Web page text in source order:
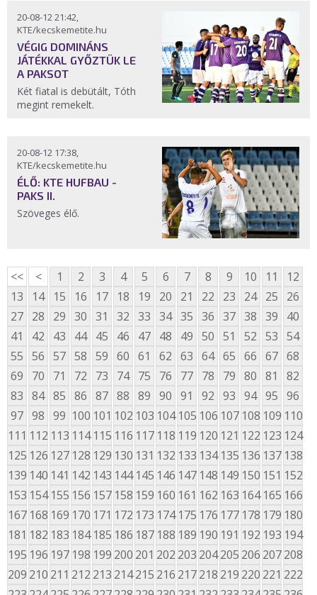
20-08-12 21:42,
KTE/kecskemetite.hu
VÉGIG DOMINÁNS
JÁTÉKKAL GYŐZTÜK LE
A PAKSOT
Két fiatal is debütált, Tóth
megint remekelt.
20-08-12 17:38,
KTE/kecskemetite.hu
ÉLŐ: KTE HUFBAU -
PAKS II.
Szöveges élő.
<< < 1 2 3 4 5 6 7 8 9 10 11
12
13
14 15 16 17 18 19 20 21 22 23 24 25
26
27 28 29 30 31 32 33 34 35 36 37 38 39
40
41
42 43 44 45 46 47 48 49 50 51 52 53 54
55 56 57 58 59 60 61 62 63 64 65 66 67 68
69
70 71 72 73 74 75 76 77 78 79 80 81
82
83 84 85 86 87 88 89 90 91 92 93 94 95 96
97 98 99 100 101 102 103 104 105 106 107 108 109 110
111 112 113 114 115 116 117 118 119 120 121 122 123 124
125 126 127 128 129 130 131 132 133 134 135 136 137 138
139 140 141 142 143 144 145 146 147 148 149 150 151 152
153 154 155 156 157 158 159 160 161 162 163 164 165 166
167 168 169 170 171 172 173 174 175 176 177 178 179 180
181 182 183 184 185 186 187 188 189 190 191 192 193 194
195 196 197 198 199 200 201 202 203 204205 206 207208
209 210 211 212 213 214215 216 217218 219 220 221 222